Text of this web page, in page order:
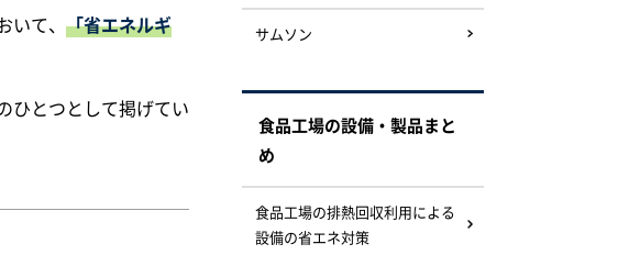
て、 「省エネルギ
ひとつとして掲げてい
サムソン
食品工場の設備・製品まと
め
食品工場の排熱回収利用による
設備の省エネ対策